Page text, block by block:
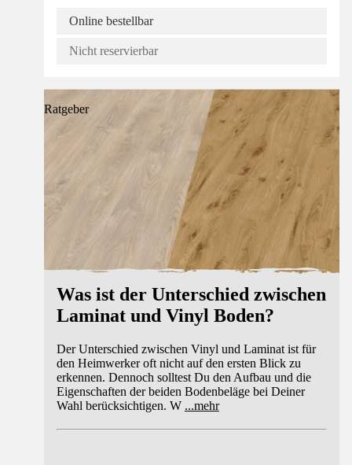
Online bestellbar
Nicht reservierbar
Ratgeber
Was ist der Unterschied zwischen
Laminat und Vinyl Boden?
Der Unterschied zwischen Vinyl und Laminat ist für
den Heimwerker oft nicht auf den ersten Blick zu
erkennen. Dennoch solltest Du den Aufbau und die
Eigenschaften der beiden Bodenbeläge bei Deiner
Wahl berücksichtigen. W ...mehr